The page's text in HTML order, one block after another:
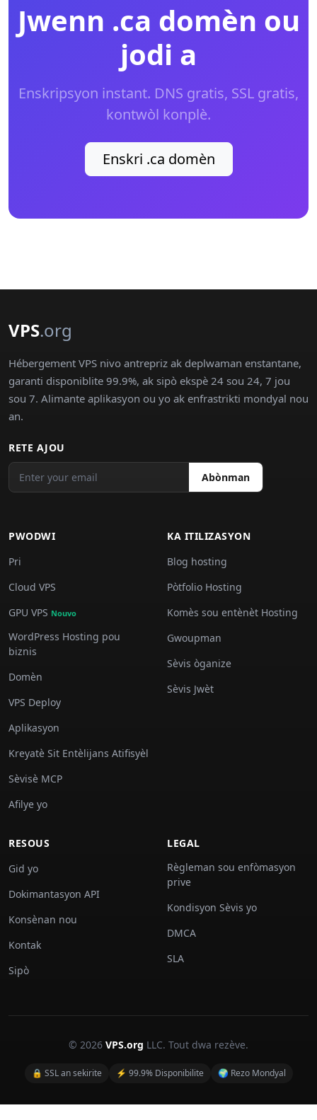
Jwenn .ca domèn ou
jodi a
Enskripsyon instant. DNS gratis, SSL gratis,
kontwòl konplè.
Enskri .ca domèn
VPS.org
Hébergement VPS nivo antrepriz ak deplwaman enstantane,
garanti disponiblite 99.9%, ak sipò ekspè 24 sou 24, 7 jou
sou 7. Alimante aplikasyon ou yo ak enfrastrikti mondyal nou
an.
RETE AJOU
Abònman
PWODWI
Pri
Cloud VPS
GPU VPS Nouvo
WordPress Hosting pou
biznis
Domèn
VPS Deploy
Aplikasyon
Kreyatè Sit Entèlijans Atifisyèl
Sèvisè MCP
Afilye yo
KA ITILIZASYON
Blog hosting
Pòtfolio Hosting
Komès sou entènèt Hosting
Gwoupman
Sèvis òganize
Sèvis Jwèt
RESOUS
Gid yo
Dokimantasyon API
Konsènan nou
Kontak
Sipò
LEGAL
Règleman sou enfòmasyon
prive
Kondisyon Sèvis yo
DMCA
SLA
© 2026 VPS.org LLC. Tout dwa rezève.
🔒 SSL an sekirite ⚡ 99.9% Disponibilite 🌍 Rezo Mondyal